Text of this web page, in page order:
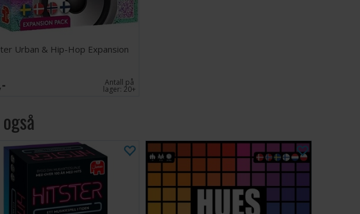
riff, ikoniske refrenger og uforglemmelige rockøyeblikk - et must-have-
spill for fans som lever og ånder for musikk.
Antall spillere: 2-10
Språk: Norske regler
Urban & Hip-Hop Expansion
Antall på
lager:20+